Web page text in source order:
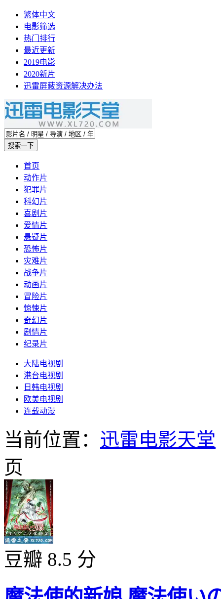
繁体中文
电影筛选
热门排行
最近更新
2019电影
2020新片
迅雷屏蔽资源解决办法
首页
动作片
犯罪片
科幻片
喜剧片
爱情片
悬疑片
恐怖片
灾难片
战争片
动画片
冒险片
惊悚片
奇幻片
剧情片
纪录片
大陆电视剧
港台电视剧
日韩电视剧
欧美电视剧
连载动漫
当前位置： 迅雷电影天堂
页
豆瓣 8.5 分